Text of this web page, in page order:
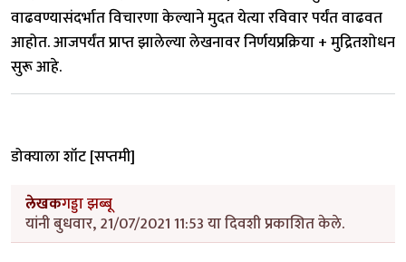
वाढवण्यासंदर्भात विचारणा केल्याने मुदत येत्या रविवार पर्यंत वाढवत
आहोत. आजपर्यंत प्राप्त झालेल्या लेखनावर निर्णयप्रक्रिया + मुद्रितशोधन
सुरू आहे.
डोक्याला शॉट [सप्तमी]
लेखकगड्डा झब्बू
यांनी बुधवार, 21/07/2021 11:53 या दिवशी प्रकाशित केले.